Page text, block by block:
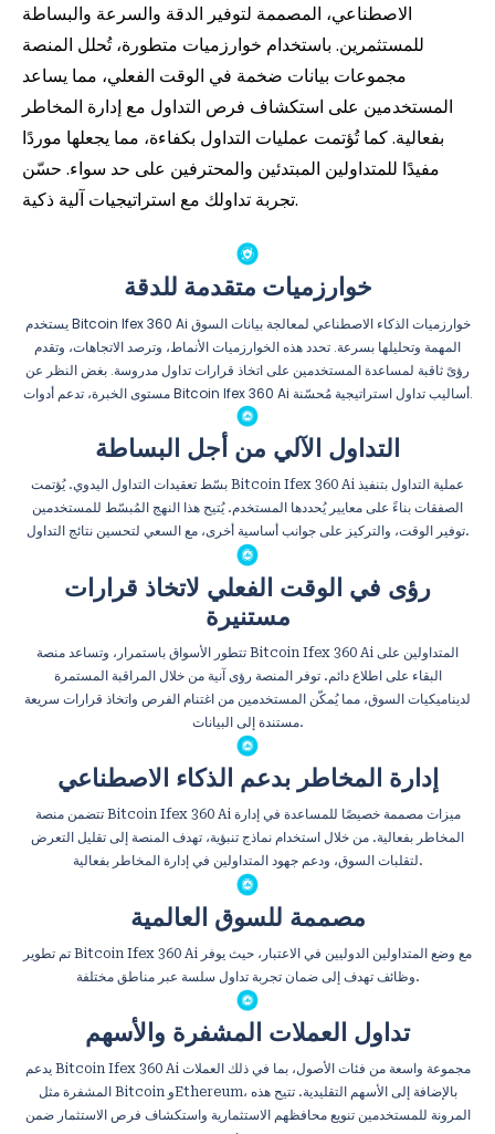
الاصطناعي، المصممة لتوفير الدقة والسرعة والبساطة
للمستثمرين. باستخدام خوارزميات متطورة، تُحلل المنصة
مجموعات بيانات ضخمة في الوقت الفعلي، مما يساعد
المستخدمين على استكشاف فرص التداول مع إدارة المخاطر
بفعالية. كما تُؤتمت عمليات التداول بكفاءة، مما يجعلها موردًا
مفيدًا للمتداولين المبتدئين والمحترفين على حد سواء. حسّن
تجربة تداولك مع استراتيجيات آلية ذكية.
خوارزميات متقدمة للدقة
يستخدم Bitcoin Ifex 360 Ai خوارزميات الذكاء الاصطناعي لمعالجة بيانات السوق
المهمة وتحليلها بسرعة. تحدد هذه الخوارزميات الأنماط، وترصد الاتجاهات، وتقدم
رؤىً ثاقبة لمساعدة المستخدمين على اتخاذ قرارات تداول مدروسة. بغض النظر عن
مستوى الخبرة، تدعم أدوات Bitcoin Ifex 360 Ai أساليب تداول استراتيجية مُحسّنة.
التداول الآلي من أجل البساطة
بسّط تعقيدات التداول اليدوي. يُؤتمت Bitcoin Ifex 360 Ai عملية التداول بتنفيذ
الصفقات بناءً على معايير يُحددها المستخدم. يُتيح هذا النهج المُبسّط للمستخدمين
توفير الوقت، والتركيز على جوانب أساسية أخرى، مع السعي لتحسين نتائج التداول.
رؤى في الوقت الفعلي لاتخاذ قرارات
مستنيرة
تتطور الأسواق باستمرار، وتساعد منصة Bitcoin Ifex 360 Ai المتداولين على
البقاء على اطلاع دائم. توفر المنصة رؤى آنية من خلال المراقبة المستمرة
لديناميكيات السوق، مما يُمكّن المستخدمين من اغتنام الفرص واتخاذ قرارات سريعة
مستندة إلى البيانات.
إدارة المخاطر بدعم الذكاء الاصطناعي
تتضمن منصة Bitcoin Ifex 360 Ai ميزات مصممة خصيصًا للمساعدة في إدارة
المخاطر بفعالية. من خلال استخدام نماذج تنبؤية، تهدف المنصة إلى تقليل التعرض
لتقلبات السوق، ودعم جهود المتداولين في إدارة المخاطر بفعالية.
مصممة للسوق العالمية
تم تطوير Bitcoin Ifex 360 Ai مع وضع المتداولين الدوليين في الاعتبار، حيث يوفر
وظائف تهدف إلى ضمان تجربة تداول سلسة عبر مناطق مختلفة.
تداول العملات المشفرة والأسهم
يدعم Bitcoin Ifex 360 Ai مجموعة واسعة من فئات الأصول، بما في ذلك العملات
المشفرة مثل Bitcoin وEthereum، بالإضافة إلى الأسهم التقليدية. تتيح هذه
المرونة للمستخدمين تنويع محافظهم الاستثمارية واستكشاف فرص الاستثمار ضمن